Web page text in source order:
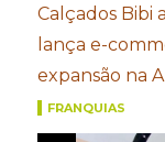
Calçados Bibi
lança e-
expansão na
FRANQUIAS